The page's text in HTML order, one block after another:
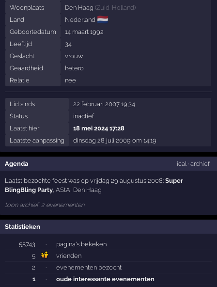
Woonplaats
Den Haag (Zuid-Holland)
Land
Nederland 🇳🇱
Geboortedatum
14 maart 1992
Leeftijd
34
Geslacht
vrouw
Geaardheid
hetero
Relatie
nee
Lid sinds
22 februari 2007 19:34
Status
inactief
Laatst hier
18 mei 2024 17:28
Laatste aanpassing
dinsdag 28 juli 2009 om 14:19
Agenda ical· archief
Laatst bezochte feest was op vrijdag 29 augustus 2008:Super
BlingBling Party ,AStA Den Haag
toon archief, 2 evenementen
Statistieken
55743 ·
pagina's bekeken
5
vrienden
2
·
evenementen bezocht
1
· oude interessante evenementen